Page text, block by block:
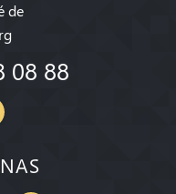
de
08 88